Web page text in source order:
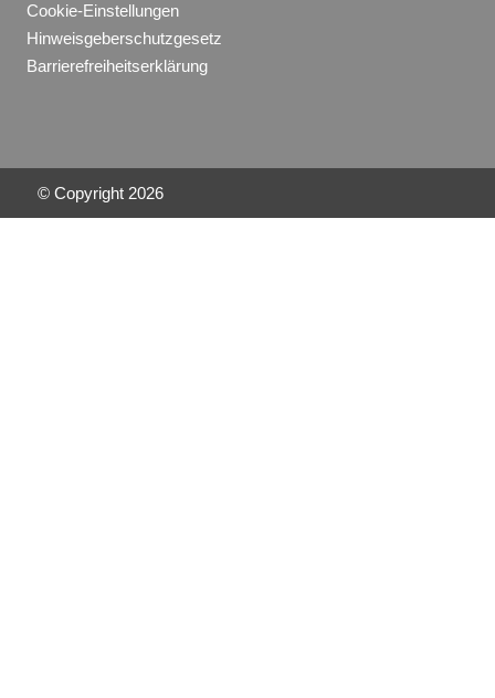
Cookie-Einstellungen
Hinweisgeberschutzgesetz
Barrierefreiheitserklärung
© Copyright 2026